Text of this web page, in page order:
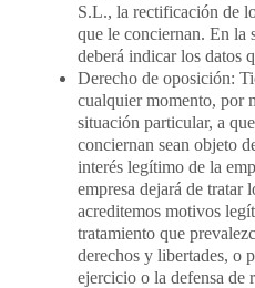
S.L., la rectificación de
que le conciernan. En la
deberá indicar los datos
Derecho de oposición:
cualquier momento, por
situación particular, a
conciernan sean objeto
interés legítimo de la
empresa dejará de tratar
acreditemos motivos
tratamiento que
derechos y libertades, o
ejercicio o la defensa de